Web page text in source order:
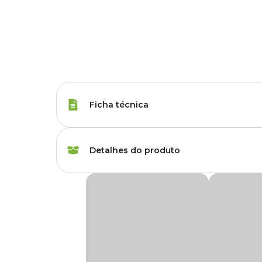
Ficha técnica
Sabor do Petisco Salmão
Detalhes do produto